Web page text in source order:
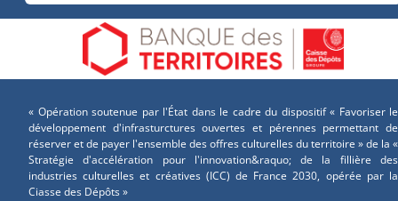
« Opération soutenue par l'État dans le cadre du dispositif « Favoriser le
développement d'infrasturctures ouvertes et pérennes permettant de
réserver et de payer l'ensemble des offres culturelles du territoire » de la «
Stratégie d'accélération pour l'innovation&raquo; de la fillière des
industries culturelles et créatives (ICC) de France 2030, opérée par la
Ciasse des Dépôts »